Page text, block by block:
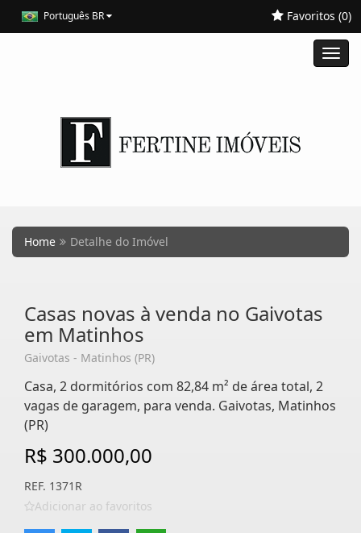
Português BR Favoritos (0)
Home Detalhe do Imóvel
Casas novas à venda no Gaivotas
em Matinhos
Gaivotas - Matinhos (PR)
Casa, 2 dormitórios com 82,84 m² de área total, 2
vagas de garagem, para venda. Gaivotas, Matinhos
(PR)
R$ 300.000,00
REF. 1371R
Adicionar ao favoritos